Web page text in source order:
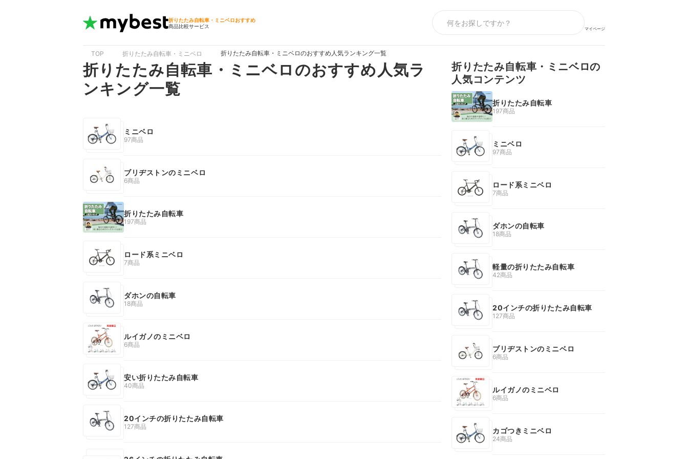
折りたたみ自転車・ミニベロおすすめ
商品比較サービス
マイページ
TOP 折りたたみ自転車・ミニベロ 折りたたみ自転車・ミニベロのおすすめ人気ランキング一覧
折りたたみ自転車・ミニベロのおすすめ人気ラ
ンキング一覧
ミニベロ
97商品
ブリヂストンのミニベロ
6商品
折りたたみ自転車
197商品
ロード系ミニベロ
7商品
ダホンの自転車
18商品
ルイガノのミニベロ
6商品
安い折りたたみ自転車
40商品
20インチの折りたたみ自転車
127商品
折りたたみ自転車・ミニベロの
人気コンテンツ
折りたたみ自転車
197商品
ミニベロ
97商品
ロード系ミニベロ
7商品
ダホンの自転車
18商品
軽量の折りたたみ自転車
42商品
20インチの折りたたみ自転車
127商品
ブリヂストンのミニベロ
6商品
ルイガノのミニベロ
6商品
カゴつきミニベロ
24商品